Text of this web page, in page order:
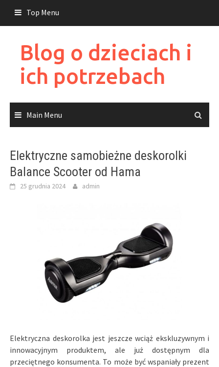
content
Top Menu
Blog o dzieciach i
ich potrzebach
Main Menu
Elektryczne samobieżne deskorolki
Balance Scooter od Hama
25 grudnia 2024 admin
Elektryczna deskorolka jest jeszcze wciąż ekskluzywnym i
innowacyjnym produktem, ale już dostępnym dla
przeciętnego konsumenta. To może być wspaniały prezent